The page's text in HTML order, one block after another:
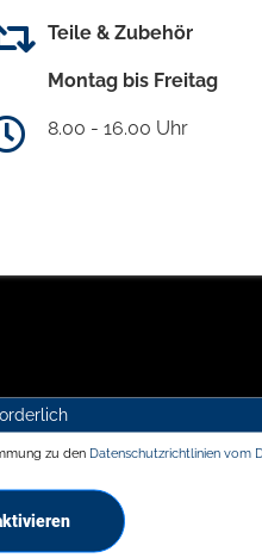
Teile & Zubehör
Montag bis Freitag
8.00 - 16.00 Uhr
zu den Datenschutzrichtlinien vom